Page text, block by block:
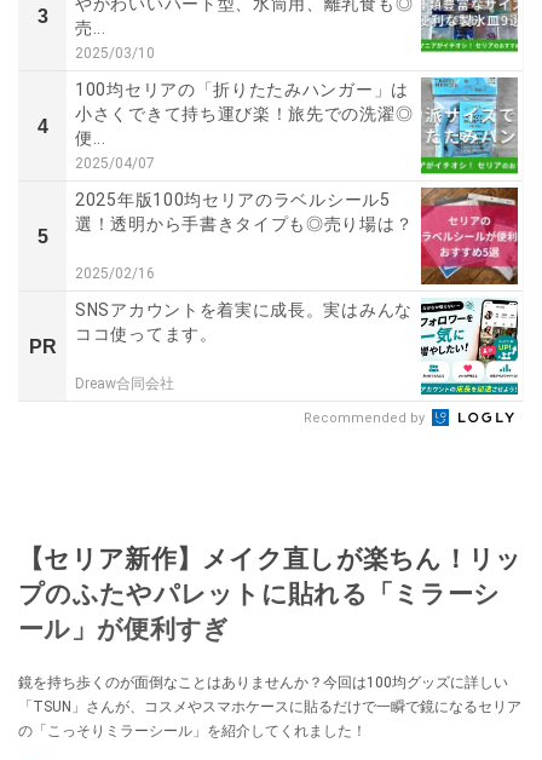
3
売...
2025/03/10
4
100均セリアの「折りたたみハンガー」は
小さくできて持ち運び楽！旅先での洗濯◎
便...
2025/04/07
5
2025年版100均セリアのラベルシール5
選！透明から手書きタイプも◎売り場は？
2025/02/16
PR
SNSアカウントを着実に成長。実はみんな
ココ使ってます。
Dreaw合同会社
Recommended by
【セリア新作】メイク直しが楽ちん！リッ
プのふたやパレットに貼れる「ミラーシ
ール」が便利すぎ
鏡を持ち歩くのが面倒なことはありませんか？今回は100均グッズに詳しい
「TSUN」さんが、コスメやスマホケースに貼るだけで一瞬で鏡になるセリア
の「こっそりミラーシール」を紹介してくれました！